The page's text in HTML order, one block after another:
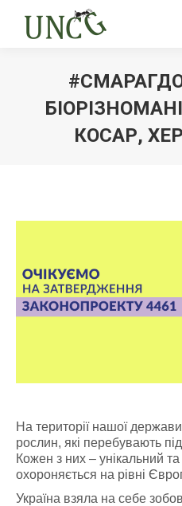
КОСАР,
На території нашої
рослин, які перебувають
Кожен з них – унікальний
охороняється на рівні
Україна взяла на себе